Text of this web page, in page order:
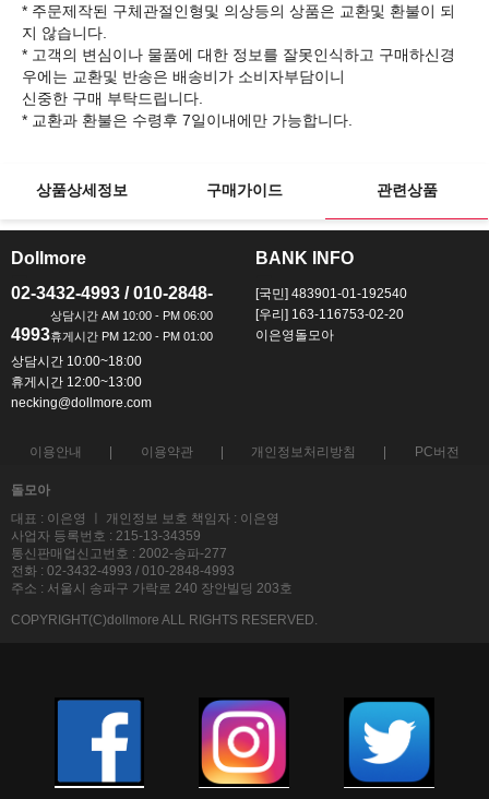
* 주문제작된 구체관절인형및 의상등의 상품은 교환및 환불이 되
지 않습니다.
* 고객의 변심이나 물품에 대한 정보를 잘못인식하고 구매하신경
우에는 교환및 반송은 배송비가 소비자부담이니
신중한 구매 부탁드립니다.
상품상세정보 구매가이드 관련상품
Dollmore
02-3432-4993 / 010-2848-
4993
상담시간 10:00~18:00
휴게시간 12:00~13:00
necking@dollmore.com
BANK INFO
[국민] 483901-01-192540
[우리] 163-116753-02-20
이은영돌모아
이용안내 이용약관 개인정보처리방침 PC버전
돌모아
대표 : 이은영 ㅣ 개인정보 보호 책임자 : 이은영
사업자 등록번호 : 215-13-34359
통신판매업신고번호 : 2002-송파-277
전화 : 02-3432-4993 / 010-2848-4993
주소 : 서울시 송파구 가락로 240 장안빌딩 203호
COPYRIGHT(C)dollmore ALL RIGHTS RESERVED.